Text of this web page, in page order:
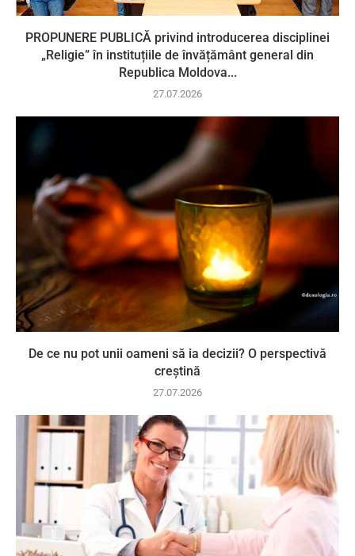
PROPUNERE PUBLICĂ privind introducerea disciplinei
„Religie” în instituțiile de învățământ general din
Republica Moldova...
27.07.2026
De ce nu pot unii oameni să ia decizii? O perspectivă
creștină
27.07.2026